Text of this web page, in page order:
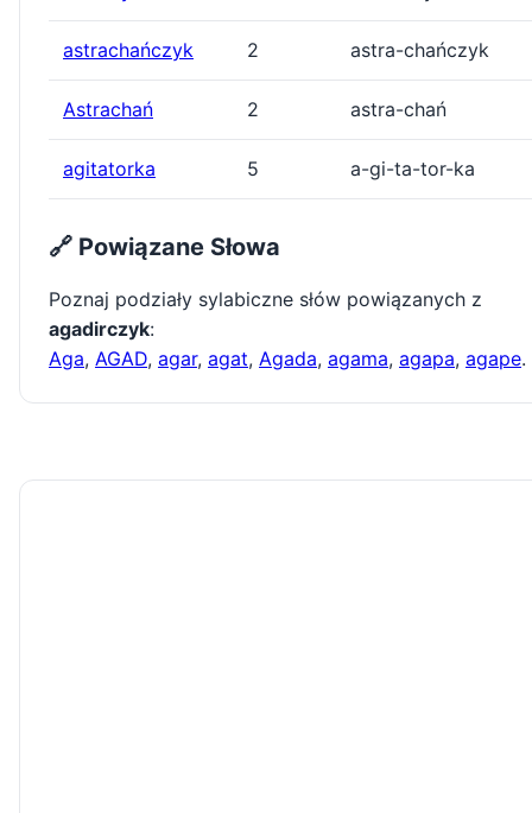
astrachańczyk 2 astra-chańczyk
Astrachań 2 astra-chań
agitatorka 5 a-gi-ta-tor-ka
🔗 Powiązane Słowa
Poznaj podziały sylabiczne słów powiązanych z
agadirczyk:
Aga, AGAD, agar, agat, Agada, agama, agapa, agape.